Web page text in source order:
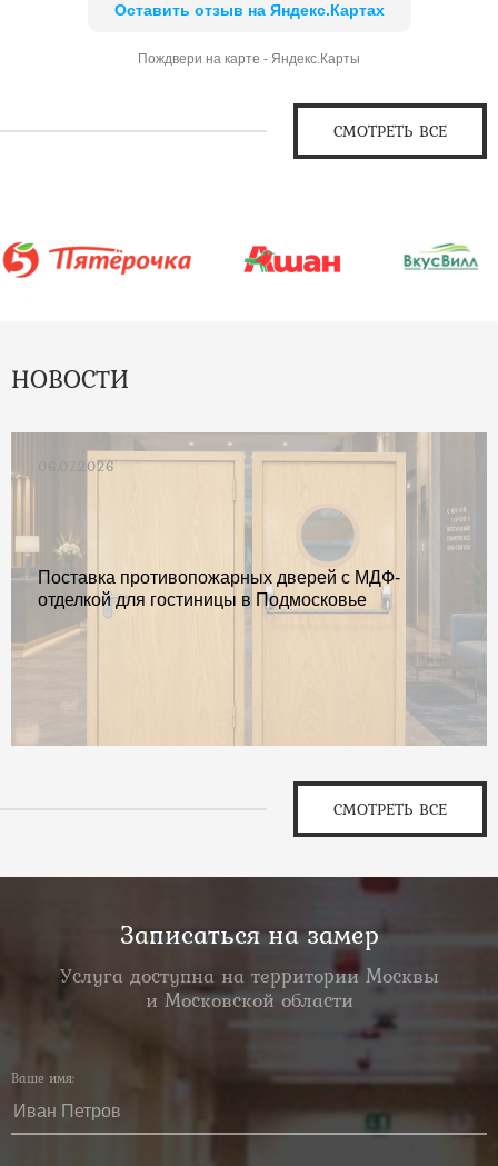
Оставить отзыв на Яндекс.Картах
Пождвери на карте - Яндекс.Карты
СМОТРЕТЬ ВСЕ
НОВОСТИ
06.07.2026
Поставка противопожарных дверей с МДФ-
отделкой для гостиницы в Подмосковье
СМОТРЕТЬ ВСЕ
Записаться на замер
Услуга доступна на территории Москвы
и Московской области
Ваше имя: